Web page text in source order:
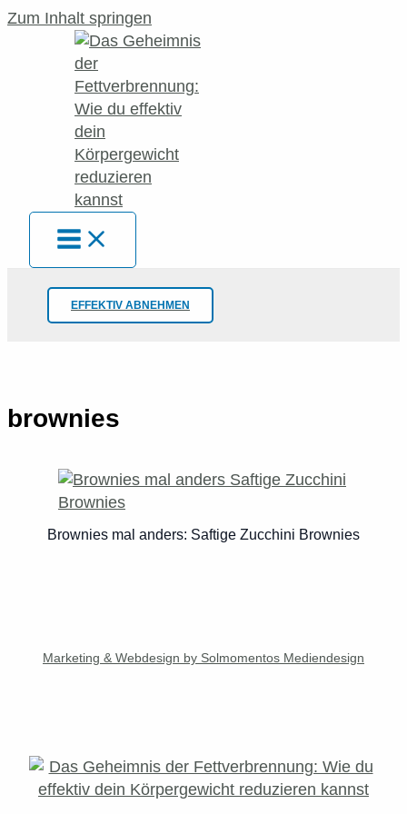
Zum Inhalt springen
EFFEKTIV ABNEHMEN
brownies
Brownies mal anders: Saftige Zucchini Brownies
Marketing & Webdesign by Solmomentos Mediendesign